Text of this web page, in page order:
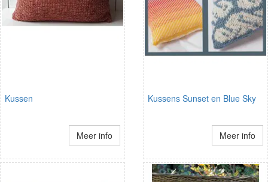
Kussen
Meer info
Kussens Sunset en Blue Sky
Meer info